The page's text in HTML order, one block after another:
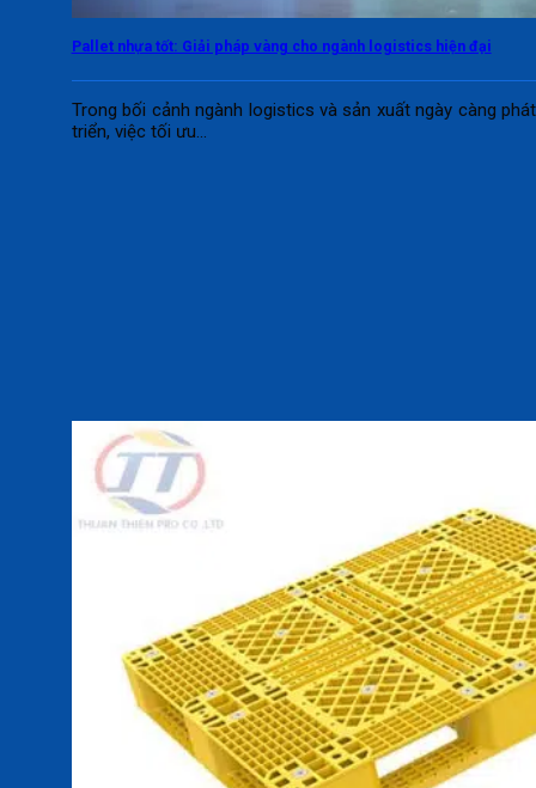
Pallet nhựa tốt: Giải pháp vàng cho ngành logistics hiện đại
Trong bối cảnh ngành logistics và sản xuất ngày càng phát
triển, việc tối ưu...